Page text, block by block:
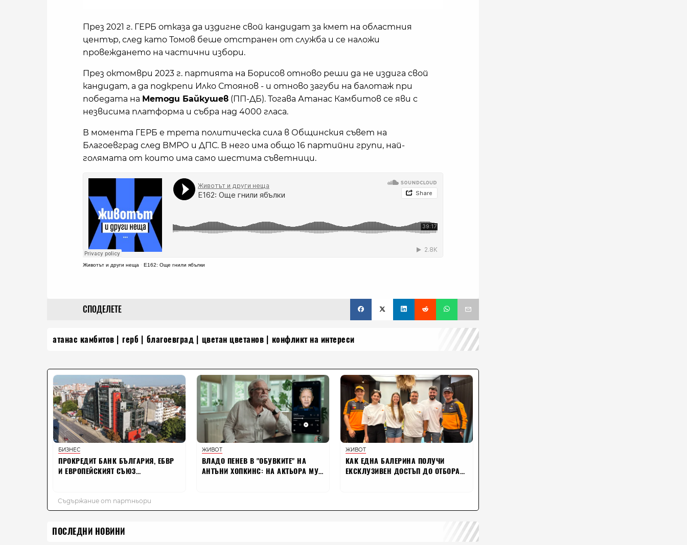
През 2021 г. ГЕРБ отказа да издигне свой кандидат за кмет на областния
център, след като Томов беше отстранен от служба и се наложи
провеждането на частични избори.
През октомври 2023 г. партията на Борисов отново реши да не издига свой
кандидат, а да подкрепи Илко Стоянов - и отново загуби на балотаж при
победата на Методи Байкушев (ПП-ДБ). Тогава Атанас Камбитов се яви с
незвисима платформа и събра над 4000 гласа.
В момента ГЕРБ е трета политическа сила в Общинския съвет на
Благоевград след ВМРО и ДПС. В него има общо 16 партийни групи, най-
голямата от които има само шестима съветници.
Животът и други неща · E162: Още гнили ябълки
СПОДЕЛЕТЕ
атанас камбитов герб благоевград цветан цветанов конфликт на интереси
ПОСЛЕДНИ НОВИНИ